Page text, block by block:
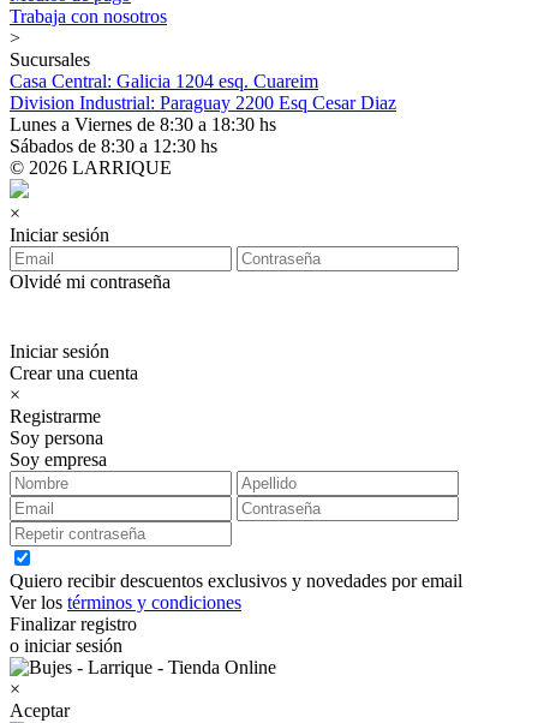
Trabaja con nosotros
>
Sucursales
Casa Central: Galicia 1204 esq. Cuareim
Division Industrial: Paraguay 2200 Esq Cesar Diaz
Lunes a Viernes de 8:30 a 18:30 hs
Sábados de 8:30 a 12:30 hs
© 2026 LARRIQUE
×
Iniciar sesión
Olvidé mi contraseña
Iniciar sesión
Crear una cuenta
×
Registrarme
Soy persona
Soy empresa
Quiero recibir descuentos exclusivos y novedades por email
Ver los términos y condiciones
Finalizar registro
o iniciar sesión
×
Aceptar